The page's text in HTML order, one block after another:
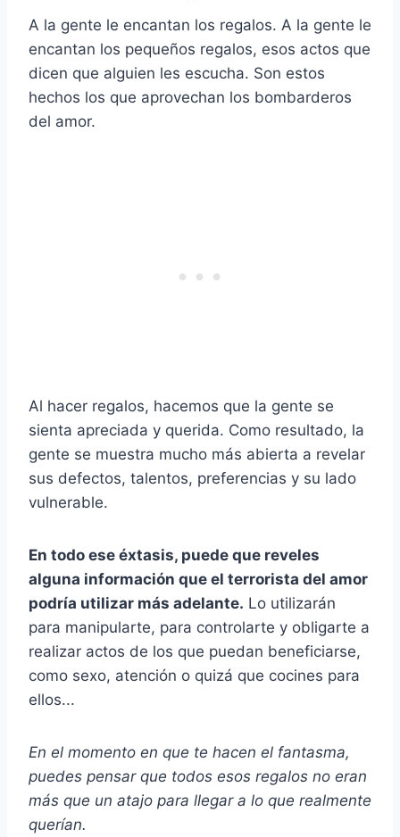
A la gente le encantan los regalos. A la gente le
encantan los pequeños regalos, esos actos que
dicen que alguien les escucha. Son estos
hechos los que aprovechan los bombarderos
del amor.
Al hacer regalos, hacemos que la gente se
sienta apreciada y querida. Como resultado, la
gente se muestra mucho más abierta a revelar
sus defectos, talentos, preferencias y su lado
vulnerable.
En todo ese éxtasis, puede que reveles
alguna información que el terrorista del amor
podría utilizar más adelante. Lo utilizarán
para manipularte, para controlarte y obligarte a
realizar actos de los que puedan beneficiarse,
como sexo, atención o quizá que cocines para
ellos...
En el momento en que te hacen el fantasma,
puedes pensar que todos esos regalos no eran
más que un atajo para llegar a lo que realmente
querían.